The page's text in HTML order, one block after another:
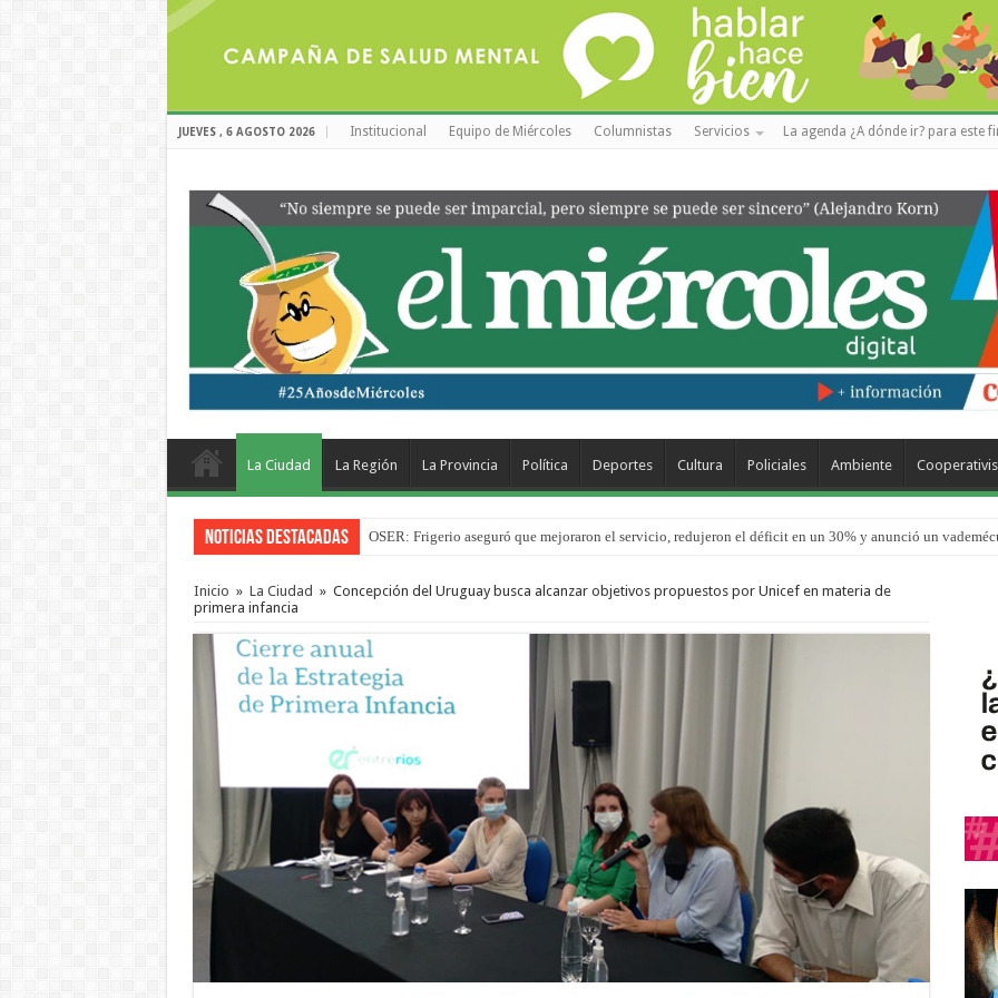
JUEVES , 6 AGOSTO 2026 Institucional Equipo de Miércoles Columnistas Servicios La agenda ¿A dónde ir? para este
La Ciudad La Región La Provincia Política Deportes Cultura Policiales Ambiente
Noticias Destacadas OSER: Frigerio aseguró que mejoraron el servicio, redujeron el déficit en un 30% y anunció un
Inicio » La Ciudad » Concepción del Uruguay busca alcanzar objetivos propuestos por Unicef en materia de
primera infancia